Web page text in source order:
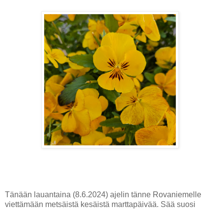
Tänään lauantaina (8.6.2024) ajelin tänne Rovaniemelle
viettämään metsäistä kesäistä marttapäivää. Sää suosi